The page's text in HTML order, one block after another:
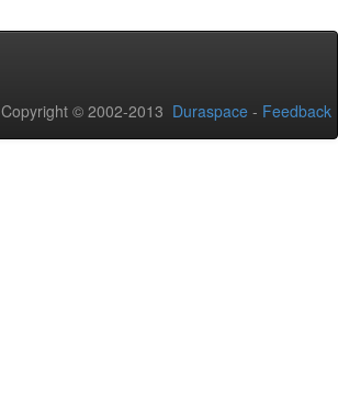
Copyright © 2002-2013 Duraspace - Feedback